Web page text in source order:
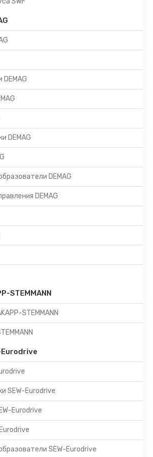
DEMAG
DEMAG
DEMAG
STEMMANN
STEMMANN
Eurodrive
SEW-Eurodrive
Eurodrive
SEW-Eurodrive